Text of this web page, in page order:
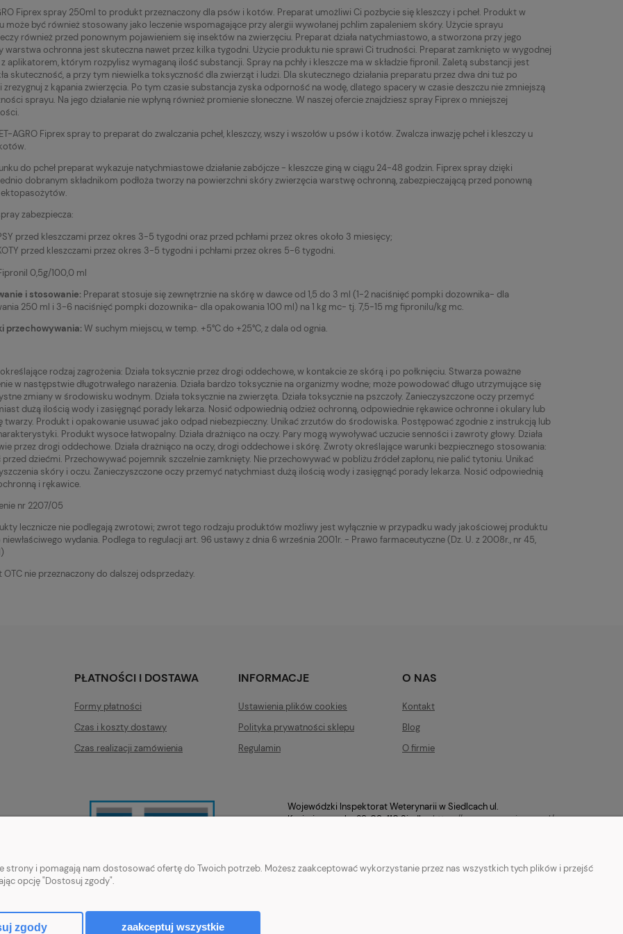
Fiprex spray 250ml to produkt przeznaczony dla psów i kotów. Preparat umożliwi Ci pozbycie się kleszczy i pcheł. Produkt w
może być również stosowany jako leczenie wspomagające przy alergii wywołanej pchlim zapaleniem skóry. Użycie sprayu
również przed ponownym pojawieniem się insektów na zwierzęciu. Preparat działa natychmiastowo, a stworzona przy jego
warstwa ochronna jest skuteczna nawet przez kilka tygodni. Użycie produktu nie sprawi Ci trudności. Preparat zamknięto w wygodnej
aplikatorem, którym rozpylisz wymaganą ilość substancji. Spray na pchły i kleszcze ma w składzie fipronil. Zaletą substancji jest
skuteczność, a przy tym niewielka toksyczność dla zwierząt i ludzi. Dla skutecznego działania preparatu przez dwa dni tuż po
zrezygnuj z kąpania zwierzęcia. Po tym czasie substancja zyska odporność na wodę, dlatego spacery w czasie deszczu nie zmniejszą
sprayu. Na jego działanie nie wpłyną również promienie słoneczne. W naszej ofercie znajdziesz spray Fiprex o mniejszej
AGRO Fiprex spray to preparat do zwalczania pcheł, kleszczy, wszy i wszołów u psów i kotów. Zwalcza inwazję pcheł i kleszczy u
do pcheł preparat wykazuje natychmiastowe działanie zabójcze - kleszcze giną w ciągu 24-48 godzin. Fiprex spray dzięki
dobranym składnikom podłoża tworzy na powierzchni skóry zwierzęcia warstwę ochronną, zabezpieczającą przed ponowną
ektopasożytów.
zabezpiecza:
przed kleszczami przez okres 3-5 tygodni oraz przed pchłami przez okres około 3 miesięcy;
przed kleszczami przez okres 3-5 tygodni i pchłami przez okres 5-6 tygodni.
0,5g/100,0 ml
i stosowanie: Preparat stosuje się zewnętrznie na skórę w dawce od 1,5 do 3 ml (1-2 naciśnięć pompki dozownika- dla
250 ml i 3-6 naciśnięć pompki dozownika- dla opakowania 100 ml) na 1 kg mc- tj. 7,5-15 mg fipronilu/kg mc.
przechowywania:W suchym miejscu, w temp. +5°C do +25°C, z dala od ognia.
rodzaj zagrożenia: Działa toksycznie przez drogi oddechowe, w kontakcie ze skórą i po połknięciu. Stwarza poważne
w następstwie długotrwałego narażenia. Działa bardzo toksycznie na organizmy wodne; może powodować długo utrzymujące się
zmiany w środowisku wodnym. Działa toksycznie na zwierzęta. Działa toksycznie na pszczoły. Zanieczyszczone oczy przemyć
dużą ilością wody i zasięgnąć porady lekarza. Nosić odpowiednią odzież ochronną, odpowiednie rękawice ochronne i okulary lub
twarzy. Produkt i opakowanie usuwać jako odpad niebezpieczny. Unikać zrzutów do środowiska. Postępować zgodnie z instrukcją lub
Produkt wysoce łatwopalny. Działa drażniąco na oczy. Pary mogą wywoływać uczucie senności i zawroty głowy. Działa
przez drogi oddechowe. Działa drażniąco na oczy, drogi oddechowe i skórę. Zwroty określające warunki bezpiecznego stosowania:
dziećmi. Przechowywać pojemnik szczelnie zamknięty. Nie przechowywać w pobliżu źródeł zapłonu, nie palić tytoniu. Unikać
skóry i oczu. Zanieczyszczone oczy przemyć natychmiast dużą ilością wody i zasięgnąć porady lekarza. Nosić odpowiednią
i rękawice.
nr 2207/05
lecznicze nie podlegają zwrotowi; zwrot tego rodzaju produktów możliwy jest wyłącznie w przypadku wady jakościowej produktu
niewłaściwego wydania. Podlega to regulacji art. 96 ustawy z dnia 6 września 2001r. - Prawo farmaceutyczne (Dz. U. z 2008r., nr 45,
OTC nie przeznaczony do dalszej odsprzedaży.
PŁATNOŚCI I DOSTAWA
Formy płatności
Czas i koszty dostawy
Czas realizacji zamówienia
INFORMACJE
Ustawienia plików cookies
Polityka prywatności sklepu
Regulamin
O NAS
Kontakt
Blog
O firmie
Wojewódzki Inspektorat Weterynarii w Siedlcach ul.
Kazimierzowska 29, 08-110 Siedlcehttps://mazowsze.wiw.gov.pl/
strony i pomagają nam dostosować ofertę do Twoich potrzeb. Możesz zaakceptować wykorzystanie przez nas wszystkich tych plików i przejść
opcję "Dostosuj zgody".
zgody zaakceptuj wszystkie